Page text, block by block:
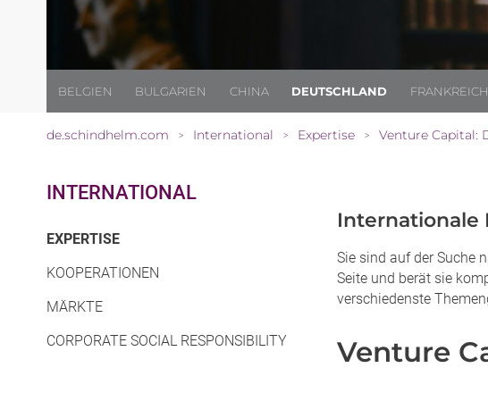
BELGIEN BULGARIEN CHINA DEUTSCHLAND FRANKREICH
de.schindhelm.com > International > Expertise > Venture Capital:
INTERNATIONAL
EXPERTISE(CURRENT)
KOOPERATIONEN
MÄRKTE
CORPORATE SOCIAL RESPONSIBILITY
Internationale
Sie sind auf der Suche
Seite und berät sie
verschiedenste
Venture